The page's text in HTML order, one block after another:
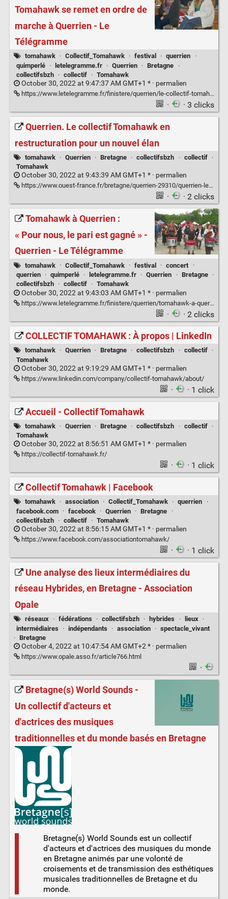
Tomahawk se remet en ordre de
marche à Querrien - Le
Télégramme
tomahawk · Collectif_Tomahawk · festival · querrien
·
quimperlé
· letelegramme.fr · Querrien · Bretagne
·
collectifsbzh
· collectif · Tomahawk
October 30, 2022 at 9:47:37 AM GMT+1 * · permalien
https://www.letelegramme.fr/finistere/querrien/le-collectif-tomahawk-se-remet-en-ordre-de-marche-a-querrien-24-10-2021-12853779.php
· · 3 clicks
Querrien. Le collectif Tomahawk en
restructuration pour un nouvel élan
tomahawk · Querrien · Bretagne · collectifsbzh · collectif
·
Tomahawk
October 30, 2022 at 9:43:39 AM GMT+1 * · permalien
https://www.ouest-france.fr/bretagne/querrien-29310/querrien-le-collectif-tomahawk-en-restructuration-pour-un-nouvel-elan-b683fbc0-eafe-11eb-a496-150ef4a5042c
· · 2 clicks
Tomahawk à Querrien :
« Pour nous, le pari est gagné » -
Querrien - Le Télégramme
tomahawk · Collectif_Tomahawk · festival · concert
·
querrien
· quimperlé · letelegramme.fr · Querrien · Bretagne
·
collectifsbzh
· collectif · Tomahawk
October 30, 2022 at 9:43:03 AM GMT+1 * · permalien
https://www.letelegramme.fr/finistere/querrien/tomahawk-a-querrien-pour-nous-le-pari-est-gagne-06-09-2022-13173435.php
· · 2 clicks
COLLECTIF TOMAHAWK : À propos | LinkedIn
tomahawk · Querrien · Bretagne · collectifsbzh · collectif
·
Tomahawk
October 30, 2022 at 9:19:29 AM GMT+1 * · permalien
https://www.linkedin.com/company/collectif-tomahawk/about/
· · 1 click
Accueil - Collectif Tomahawk
tomahawk · Querrien · Bretagne · collectifsbzh · collectif
·
Tomahawk
October 30, 2022 at 8:56:51 AM GMT+1 * · permalien
https://collectif-tomahawk.fr/
· · 1 click
Collectif Tomahawk | Facebook
tomahawk · association · Collectif_Tomahawk · querrien
·
facebook.com
· facebook · Querrien · Bretagne
·
collectifsbzh
· collectif · Tomahawk
October 30, 2022 at 8:56:15 AM GMT+1 * · permalien
https://www.facebook.com/associationtomahawk/
· · 1 click
Une analyse des lieux intermédiaires du
réseau Hybrides, en Bretagne - Association
Opale
réseaux · fédérations · collectifsbzh · hybrides · lieux
·
intermédiaires
· indépendants · association · spectacle_vivant
· Bretagne
October 4, 2022 at 10:47:54 AM GMT+2 * · permalien
https://www.opale.asso.fr/article766.html
·
Bretagne(s) World Sounds -
Un collectif d'acteurs et
d'actrices des musiques
traditionnelles et du monde basés en Bretagne
Bretagne(s) World Sounds est un collectif
d'acteurs et d'actrices des musiques du monde
en Bretagne animés par une volonté de
croisements et de transmission des esthétiques
musicales traditionnelles de Bretagne et du
monde.